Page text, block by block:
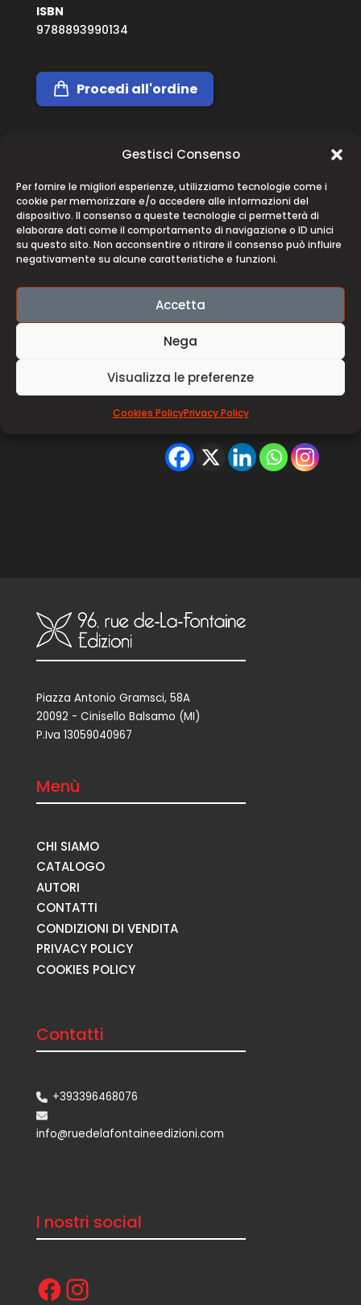
Gestisci Consenso
Per fornire le migliori esperienze, utilizziamo tecnologie come i
cookie per memorizzare e/o accedere alle informazioni del
dispositivo. Il consenso a queste tecnologie ci permetterà di
elaborare dati come il comportamento di navigazione o ID unici
su questo sito. Non acconsentire o ritirare il consenso può influire
negativamente su alcune caratteristiche e funzioni.
Accetta
Nega
Visualizza le preferenze
Cookies PolicyPrivacy Policy
ISBN
9788893990134
Procedi all'ordine
Descrizione
Chi è Antonio Scalonesi? Un affermato mediatore
immobiliare, riservato e preciso, e uno sportivo
con alle spalle una discreta carriera di ciclista
d’Élite, oppure un assassino dotato di
stesso a raccontarcelo attraverso le pagine di
come la curiosità e la sete di vendetta possono
condurre un uomo apparentemente pacifico al
di là di ogni confine morale, senza provare alcun
pentimento per i crimini compiuti.
Piazza Antonio Gramsci, 58A
20092 - Cinisello Balsamo (MI)
P.Iva 13059040967
Menù
CHI SIAMO
CATALOGO
AUTORI
CONTATTI
CONDIZIONI DI VENDITA
PRIVACY POLICY
COOKIES POLICY
Contatti
+393396468076
info@ruedelafontaineedizioni.com
I nostri social
Facebook
Instagram